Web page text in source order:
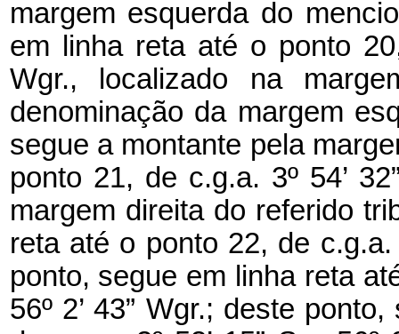
margem esquerda do
em linha reta até o ponto
Wgr., localizado na
denominação da margem
segue a montante pela
ponto 21, de c.g.a. 3º 54’
margem direita do referido
reta até o ponto 22, de c.g.a.
ponto, segue em linha reta
56º 2’ 43” Wgr.; deste